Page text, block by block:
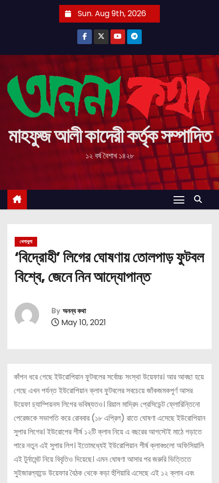
Sun. Aug 9th, 2026
মাহফুজ আলী কাদেরী কর্তৃক সম্পাদিত
১২ বর্ষ বৈশাখ ১৪২৮
খেলাধুলা
‘বিদ্রোহী’ লিগের ঘোষণায় তোলপাড় ফুটবল
বিশ্বে, জেনে নিন আদ্যোপান্ত
By অনন্য কথা
May 10, 2021
কাঁপন ধরে গেছে ইউরোপিয়ান ফুটবলের সর্বোচ্চ সংস্থা উয়েফার। আর আবছা হয়ে
গেছে এখন পর্যন্ত ইউরোপিয়ান ক্লাব ফুটবলের সবচেয়ে জাঁকজমকপূর্ণ আসর
উয়েফা চ্যাম্পিয়নস লিগের ভবিষ্যতও। রিয়াল মাদ্রিদ প্রেসিডেন্ট ফ্লোরিন্তিনো
পেরেজকে সভাপতি করে রোববার (১৮ এপ্রিল) রাতে ঘোষণা এসেছে ইউরোপিয়ান
সুপার লিগের। ইউরোপের শীর্ষ ১২টি ক্লাব নিয়ে এ বছরের আগস্টেই মাঠে গড়াতে
পারে নতুন এই সুপার লিগ। ইতোমধ্যেই ইউরোপিয়ান শীর্ষ ক্লাবগুলো অফিসিয়ালি
এই টুর্নামেন্ট নিয়ে বিবৃতিও দিয়েছে। এমন ঘোষণা আসার পর জরুরি ভিত্তিতে
সুইজারল্যান্ডে উয়েফার বৈঠক থেকে কড়া হুঁশিয়ারি এসেছে এই ১২ ক্লাব এবং